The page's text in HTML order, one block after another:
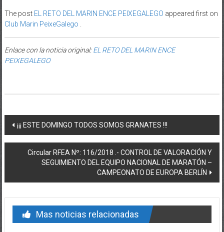
The post EL RETO DEL MARIN ENCE PEIXEGALEGO appeared first on
Club Marin PeixeGalego .
Enlace con la noticia original:EL RETO DEL MARIN ENCE
PEIXEGALEGO
Post navigation
¡¡¡ ESTE DOMINGO TODOS SOMOS GRANATES !!!
Circular RFEA Nº: 116/2018 .- CONTROL DE VALORACIÓN Y
SEGUIMIENTO DEL EQUIPO NACIONAL DE MARATÓN –
CAMPEONATO DE EUROPA BERLÍN
Mas noticias relacionadas